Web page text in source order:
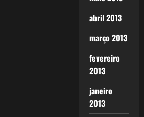
abril 2013
março 2013
fevereiro
2013
janeiro
2013